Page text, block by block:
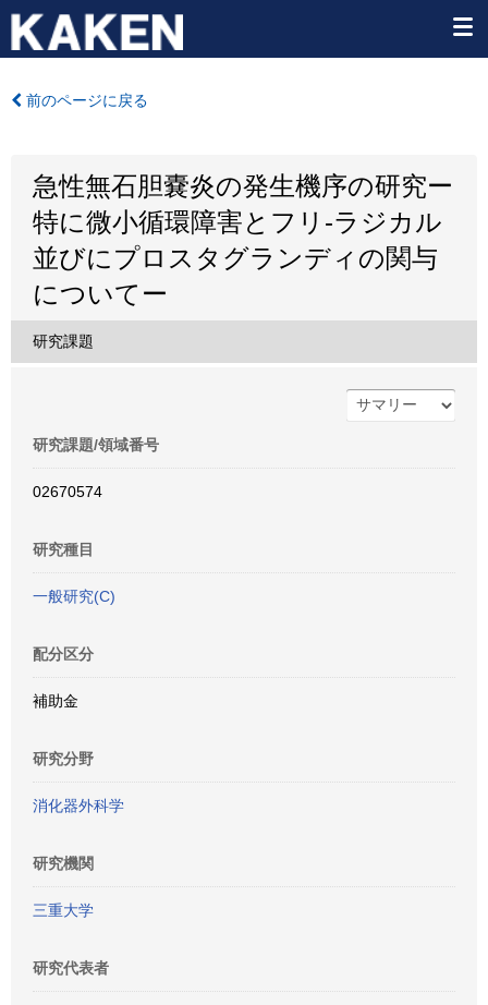
前のページに戻る
急性無石胆嚢炎の発生機序の研究ー
特に微小循環障害とフリ-ラジカル
並びにプロスタグランディの関与
についてー
研究課題
研究課題/領域番号
02670574
研究種目
一般研究(C)
配分区分
補助金
研究分野
消化器外科学
研究機関
三重大学
研究代表者